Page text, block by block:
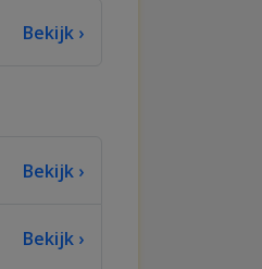
Bekijk ›
Bekijk ›
Bekijk ›